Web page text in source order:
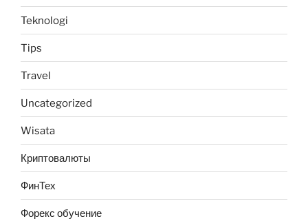
Teknologi
Tips
Travel
Uncategorized
Wisata
Криптовалюты
ФинТех
Форекс обучение